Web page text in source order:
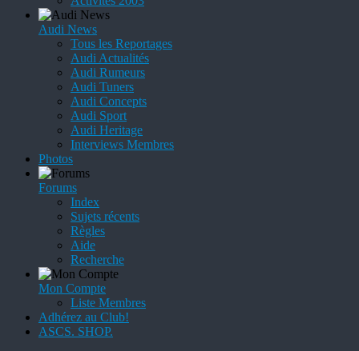
Audi News
Tous les Reportages
Audi Actualités
Audi Rumeurs
Audi Tuners
Audi Concepts
Audi Sport
Audi Heritage
Interviews Membres
Photos
Forums
Index
Sujets récents
Règles
Aide
Recherche
Mon Compte
Liste Membres
Adhérez au Club!
ASCS. SHOP.